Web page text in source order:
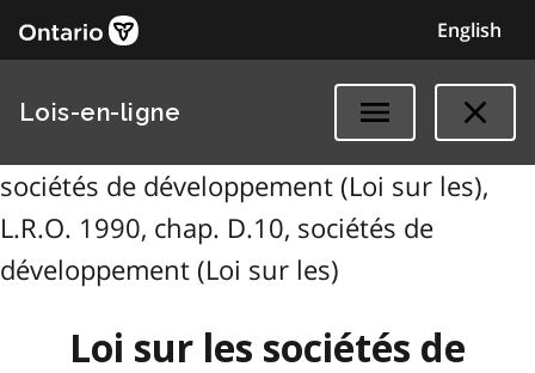
English
Lois-en-ligne
sociétés de développement (Loi sur les),
L.R.O. 1990, chap. D.10, sociétés de
développement (Loi sur les)
Loi sur les sociétés de